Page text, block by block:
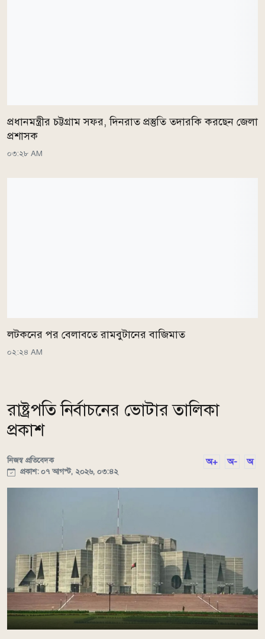
প্রধানমন্ত্রীর চট্টগ্রাম সফর, দিনরাত প্রস্তুতি তদারকি করছেন জেলা
প্রশাসক
০৩:২৮ AM
লটকনের পর বেলাবতে রামবুটানের বাজিমাত
০২:২৪ AM
রাষ্ট্রপতি নির্বাচনের ভোটার তালিকা
প্রকাশ
নিজস্ব প্রতিবেদক
প্রকাশ: ০৭ আগস্ট, ২০২৬, ০৩:৪২
অ+ অ- অ